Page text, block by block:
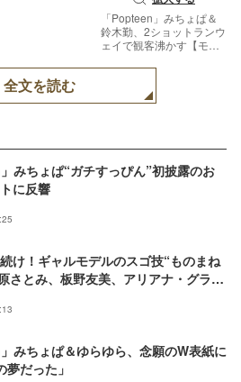
「Popteen」みちょぱ＆
鈴木勤、2ショットランウ
ェイで観客沸かす【モデ
全文を読む
みちょぱ“ガチすっぴん”初披露のお
に反響
け！ギャルモデルのスゴ技“ものまね
さとみ、板野友美、アリアナ・グラン
みちょぱ＆ゆらゆら、念願のW表紙に
だった」